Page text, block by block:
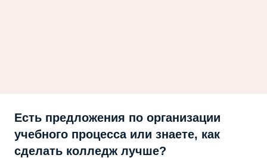
Есть предложения по организации
учебного процесса или знаете, как
сделать колледж лучше?